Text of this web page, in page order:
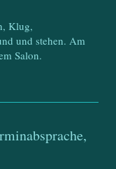
Klug,
und stehen. Am
Salon.